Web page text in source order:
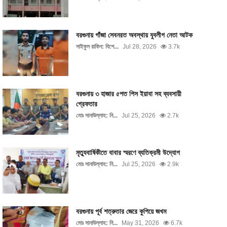
বরগুনায় গাঁজা সেবনরত অবস্থায় যুবলীগ নেতা আটক
সাইফুল রাফিন: বিশে... Jul 28, 2026 3.7k
বরগুনায় ৩ হাজার ৫শত পিস ইয়াবা সহ ব্যবসায়ী
গ্রেফতার
মোঃ সানাউল্লাহ: নি... Jul 25, 2026 2.7k
মৃত্যুবার্ষিকীতে বাবার স্মরণে ব্যতিক্রমী উদ্যোগ
মোঃ সানাউল্লাহ: নি... Jul 25, 2026 2.9k
বরগুনায় পূর্ব শত্রুতার জেরে কুপিয়ে জখম
মোঃ সানাউল্লাহ: নি... May 31, 2026 6.7k